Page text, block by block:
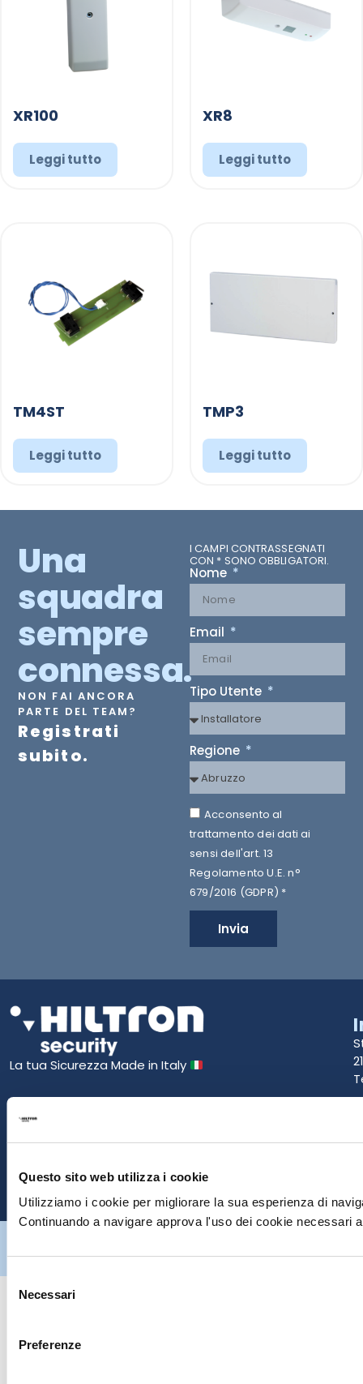
Questo sito web utilizza i cookie
Utilizziamo i cookie per migliorare la sua esperienza di
Continuando a navigare approva l'uso dei cookie necessari
Selezione
delNecessari
Preferenze
XR100
Leggi tutto
XR8
Leggi tutto
TM4ST
Leggi tutto
TMP3
Leggi tutto
Una
squadra
sempre
connessa.
NON FAI ANCORA
PARTE DEL TEAM?
Registrati
subito.
I CAMPI CONTRASSEGNATI
CON * SONO OBBLIGATORI.
Nome
Email
Tipo Utente
Regione
Acconsento al
trattamento dei dati ai
sensi dell'art. 13
Regolamento U.E. n°
679/2016 (GDPR) *
Invia
La tua Sicurezza Made in Italy